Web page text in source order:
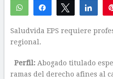
WhatsAppCompartirTwittear
Saludvida EPS requiere
regional.
Perfil: Abogado titulado
ramas del derecho afines al